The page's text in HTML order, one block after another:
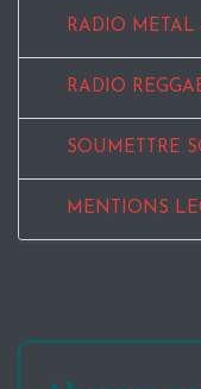
RADIO
RADIO
SOUMETTRE
MENTIONS